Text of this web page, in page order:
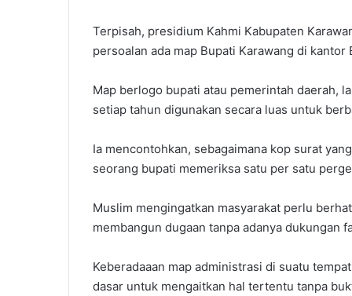
Terpisah, presidium Kahmi Kabupaten
persoalan ada map Bupati Karawang di
Map berlogo bupati atau pemerintah daerah,
setiap tahun digunakan secara luas untuk
Ia mencontohkan, sebagaimana kop surat
seorang bupati memeriksa satu per satu
Muslim mengingatkan masyarakat perlu
membangun dugaan tanpa adanya dukungan
Keberadaaan map administrasi di suatu
dasar untuk mengaitkan hal tertentu tanpa